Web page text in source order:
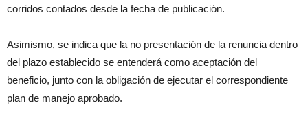
corridos contados desde la fecha de publicación.
Asimismo, se indica que la no presentación de la renuncia dentro
del plazo establecido se entenderá como aceptación del
beneficio, junto con la obligación de ejecutar el correspondiente
plan de manejo aprobado.